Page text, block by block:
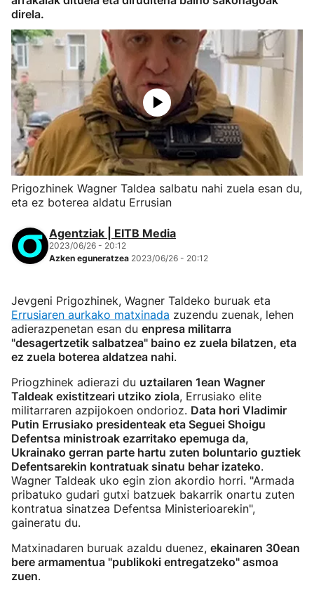
direla.
Prigozhinek Wagner Taldea salbatu nahi zuela esan du,
eta ez boterea aldatu Errusian
Agentziak | EITB Media
2023/06/26 - 20:12
Azken eguneratzea 2023/06/26 - 20:12
Jevgeni Prigozhinek, Wagner Taldeko buruak eta
Errusiaren aurkako matxinada zuzendu zuenak, lehen
adierazpenetan esan du enpresa militarra
"desagertzetik salbatzea" baino ez zuela bilatzen, eta
ez zuela boterea aldatzea nahi.
Priogzhinek adierazi du uztailaren 1ean Wagner
Taldeak existitzeari utziko ziola, Errusiako elite
militarraren azpijokoen ondorioz. Data hori Vladimir
Putin Errusiako presidenteak eta Seguei Shoigu
Defentsa ministroak ezarritako epemuga da,
Ukrainako gerran parte hartu zuten boluntario guztiek
Defentsarekin kontratuak sinatu behar izateko.
Wagner Taldeak uko egin zion akordio horri. "Armada
pribatuko gudari gutxi batzuek bakarrik onartu zuten
kontratua sinatzea Defentsa Ministerioarekin",
gaineratu du.
Matxinadaren buruak azaldu duenez, ekainaren 30ean
bere armamentua "publikoki entregatzeko" asmoa
zuen.